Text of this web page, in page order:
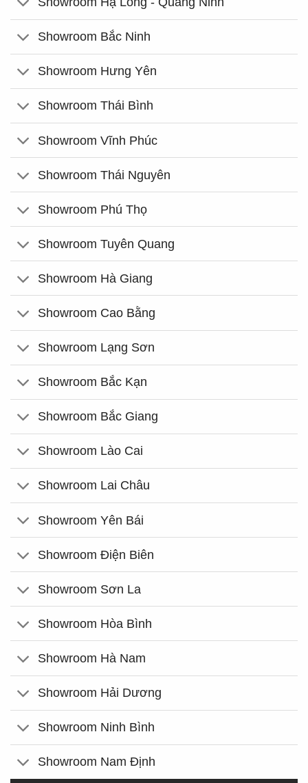
Showroom Bắc Ninh
Showroom Hưng Yên
Showroom Thái Bình
Showroom Vĩnh Phúc
Showroom Thái Nguyên
Showroom Phú Thọ
Showroom Tuyên Quang
Showroom Hà Giang
Showroom Cao Bằng
Showroom Lạng Sơn
Showroom Bắc Kạn
Showroom Bắc Giang
Showroom Lào Cai
Showroom Lai Châu
Showroom Yên Bái
Showroom Điện Biên
Showroom Sơn La
Showroom Hòa Bình
Showroom Hà Nam
Showroom Hải Dương
Showroom Ninh Bình
Showroom Nam Định